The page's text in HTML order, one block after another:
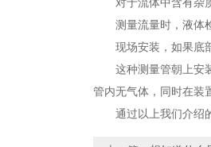
测量流量时，液体检
现场安装，如果底部
这种测量管朝上安装
管内无气体，同时在装
通过以上我们介绍的